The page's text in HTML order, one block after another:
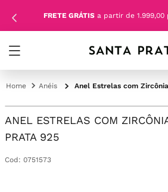
FRETE GRÁTIS a partir de
Anéis Anel Estrelas com
ANEL ESTRELAS COM
PRATA 925
Cod : 0751573